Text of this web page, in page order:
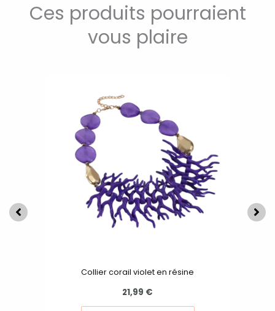
Ces produits pourraient
vous plaire
Collier corail violet en résine
21,99 €
variations.
Les
options
peuvent
être